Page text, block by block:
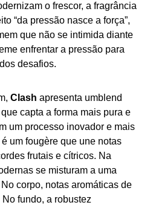
o frescor, a fragrância
“da pressão nasce a força”,
que não se intimida diante
enfrentar a pressão para
desafios.
Clash apresenta umblend
capta a forma mais pura e
um processo inovador e mais
um fougère que une notas
frutais e cítricos. Na
se misturam a uma
corpo, notas aromáticas de
fundo, a robustez